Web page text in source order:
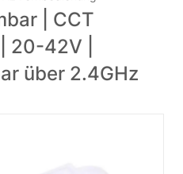
| CCT
20-42V |
über 2.4GHz